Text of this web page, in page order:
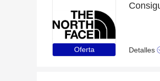
Oferta Detalles